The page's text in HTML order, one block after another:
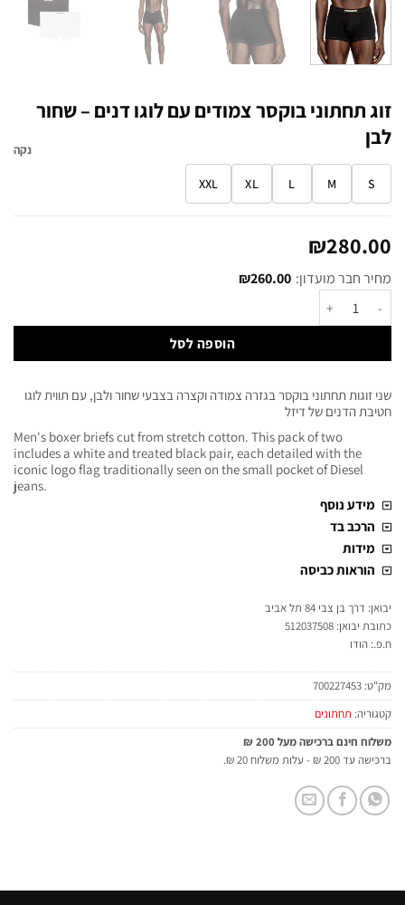
זוג תחתוני בוקסר צמודים עם לוגו דנים – שחור
לבן
S
M
L
XL
XXL
נקה
₪280.00
מחיר חבר מועדון: ₪260.00
הוספה לסל
שני זוגות תחתוני בוקסר בגזרה צמודה וקצרה בצבעי שחור ולבן, עם תווית לוגו
חטיבת הדנים של דיזל
Men's boxer briefs cut from stretch cotton. This pack of two
includes a white and treated black pair, each detailed with the
iconic logo flag traditionally seen on the small pocket of Diesel
jeans.
מידע נוסף
הרכב בד
מידות
הוראות כביסה
יבואן: דרך בן צבי 84 תל אביב
כתובת יבואן: 512037508
ח.פ.: הודו
מק"ט: 700227453
קטגוריה: תחתונים
משלוח חינם ברכישה מעל 200 ₪
ברכישה עד 200 ₪ - עלות משלוח 20 ₪.